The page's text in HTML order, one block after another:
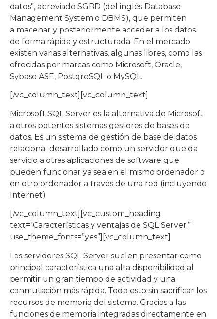
datos”, abreviado SGBD (del inglés Database
Management System o DBMS), que permiten
almacenar y posteriormente acceder a los datos
de forma rápida y estructurada. En el mercado
existen varias alternativas, algunas libres, como las
ofrecidas por marcas como Microsoft, Oracle,
Sybase ASE, PostgreSQL o MySQL.
[/vc_column_text][vc_column_text]
Microsoft SQL Server es la alternativa de Microsoft
a otros potentes sistemas gestores de bases de
datos. Es un sistema de gestión de base de datos
relacional desarrollado como un servidor que da
servicio a otras aplicaciones de software que
pueden funcionar ya sea en el mismo ordenador o
en otro ordenador a través de una red (incluyendo
Internet).
[/vc_column_text][vc_custom_heading
text=”Características y ventajas de SQL Server.”
use_theme_fonts=”yes”][vc_column_text]
Los servidores SQL Server suelen presentar como
principal característica una alta disponibilidad al
permitir un gran tiempo de actividad y una
conmutación más rápida. Todo esto sin sacrificar los
recursos de memoria del sistema. Gracias a las
funciones de memoria integradas directamente en